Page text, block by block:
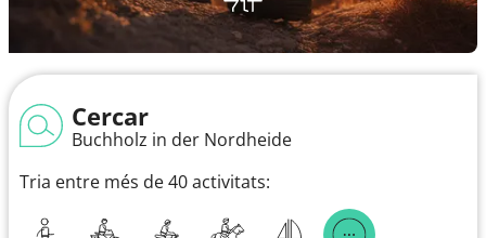
Cercar
Buchholz in der Nordheide
Tria entre més de 40 activitats: